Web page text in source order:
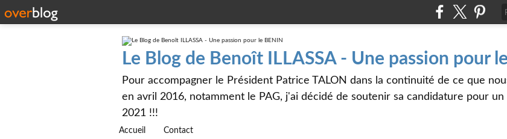
Le Blog de Benoît ILLASSA - Une passion pour
Pour accompagner le Président Patrice TALON dans la continuité de ce que
en avril 2016, notamment le PAG, j'ai décidé de soutenir sa candidature pour un
2021 !!!
Accueil Contact